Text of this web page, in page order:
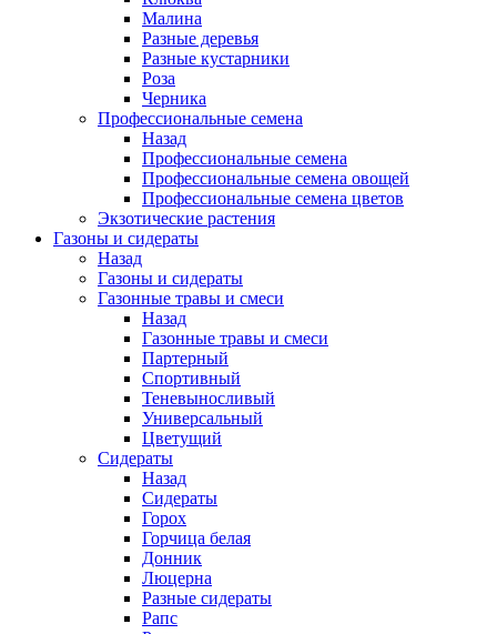
Малина
Разные деревья
Разные кустарники
Роза
Черника
Профессиональные семена
Назад
Профессиональные семена
Профессиональные семена овощей
Профессиональные семена цветов
Экзотические растения
Газоны и сидераты
Назад
Газоны и сидераты
Газонные травы и смеси
Назад
Газонные травы и смеси
Партерный
Спортивный
Теневыносливый
Универсальный
Цветущий
Сидераты
Назад
Сидераты
Горох
Горчица белая
Донник
Люцерна
Разные сидераты
Рапс